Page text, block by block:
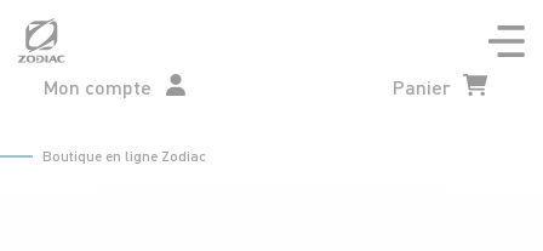
contenu
Mon compte Panier
Boutique en ligne Zodiac